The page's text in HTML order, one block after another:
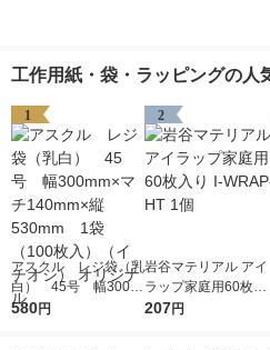
工作用紙・袋・ラッピングの人
1
アスクル レジ袋（乳
白） 45号 幅300m
m×マチ140mm×縦53
580円
2
岩谷マテリアル アイ
ラップ家庭用60枚入
り I-WRAP-HT 1個
207円